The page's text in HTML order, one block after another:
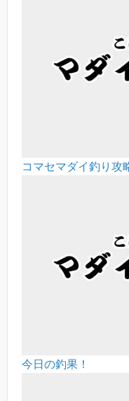
コマセマダイ釣り
今日の釣果！